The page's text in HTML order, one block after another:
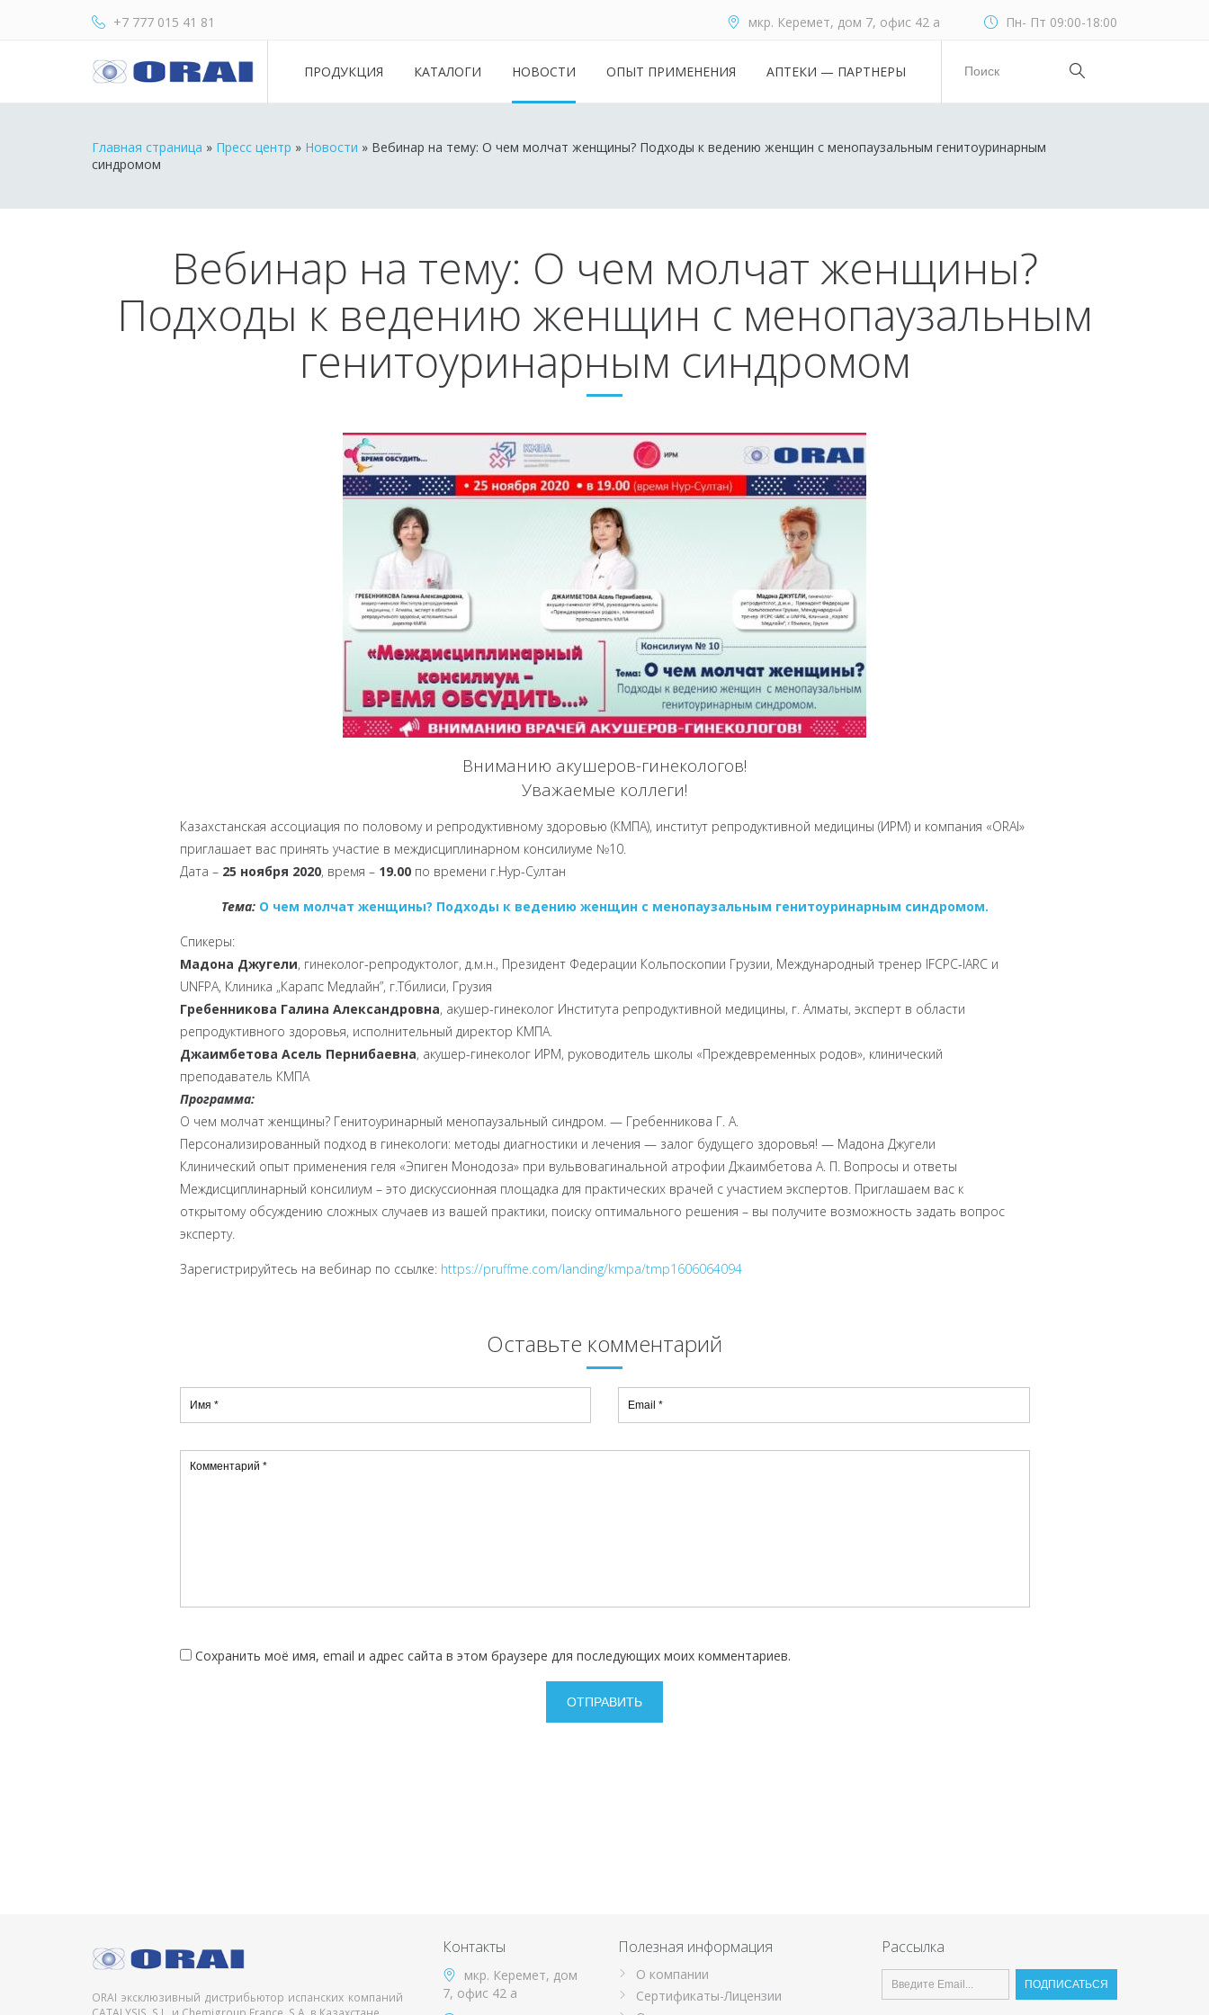
+7 777 015 41 81 мкр. Керемет, дом 7, офис 42 а Пн- Пт 09:00-18:00
ПРОДУКЦИЯ КАТАЛОГИ НОВОСТИ ОПЫТ ПРИМЕНЕНИЯ АПТЕКИ — ПАРТНЕРЫ
Главная страница » Пресс центр » Новости » Вебинар на тему: О чем молчат женщины? Подходы к ведению женщин с менопаузальным генитоуринарным
синдромом
Вебинар на тему: О чем молчат женщины?
Подходы к ведению женщин с менопаузальным
генитоуринарным синдромом
Вниманию акушеров-гинекологов!
Уважаемые коллеги!
Казахстанская ассоциация по половому и репродуктивному здоровью (КМПА), институт репродуктивной медицины (ИРМ) и компания «ORAI»
приглашает вас принять участие в междисциплинарном консилиуме №10.
Дата – 25 ноября 2020, время – 19.00по времени г.Нур-Султан
Тема: О чем молчат женщины? Подходы к ведению женщин с менопаузальным генитоуринарным синдромом.
Спикеры:
Мадона Джугели, гинеколог-репродуктолог, д.м.н., Президент Федерации Кольпоскопии Грузии, Международный тренер IFCPC-IARC и
UNFPA, Клиника „Карапс Медлайн”, г.Тбилиси, Грузия
Гребенникова Галина Александровна, акушер-гинеколог Института репродуктивной медицины, г. Алматы, эксперт в области
репродуктивного здоровья, исполнительный директор КМПА.
Джаимбетова Асель Пернибаевна, акушер-гинеколог ИРМ, руководитель школы «Преждевременных родов», клинический
преподаватель КМПА
Программа:
О чем молчат женщины? Генитоуринарный менопаузальный синдром. — Гребенникова Г. А.
Персонализированный подход в гинекологи: методы диагностики и лечения — залог будущего здоровья! — Мадона Джугели
Клинический опыт применения геля «Эпиген Монодоза» при вульвовагинальной атрофии Джаимбетова А. П. Вопросы и ответы
Междисциплинарный консилиум – это дискуссионная площадка для практических врачей с участием экспертов. Приглашаем вас к
открытому обсуждению сложных случаев из вашей практики, поиску оптимального решения – вы получите возможность задать вопрос
эксперту.
Зарегистрируйтесь на вебинар по ссылке: https://pruffme.com/landing/kmpa/tmp1606064094
Оставьте комментарий
Сохранить моё имя, email и адрес сайта в этом браузере для последующих моих комментариев.
ORAI эксклюзивный дистрибьютор испанских компаний
Контакты
мкр. Керемет, дом
7, офис 42 а
Полезная информация
О компании
Сертификаты-Лицензии
Рассылка